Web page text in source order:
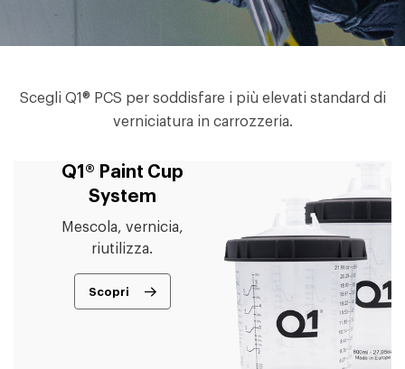
Scegli Q1® PCS per soddisfare i più elevati standard di
verniciatura in carrozzeria.
Q1® Paint Cup
System
Mescola, vernicia,
riutilizza.
Scopri